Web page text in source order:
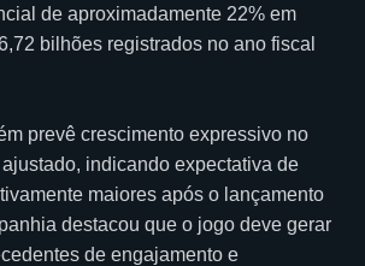
de aproximadamente 22% em
bilhões registrados no ano fiscal
prevê crescimento expressivo no
indicando expectativa de
maiores após o lançamento
destacou que o jogo deve gerar
de engajamento e